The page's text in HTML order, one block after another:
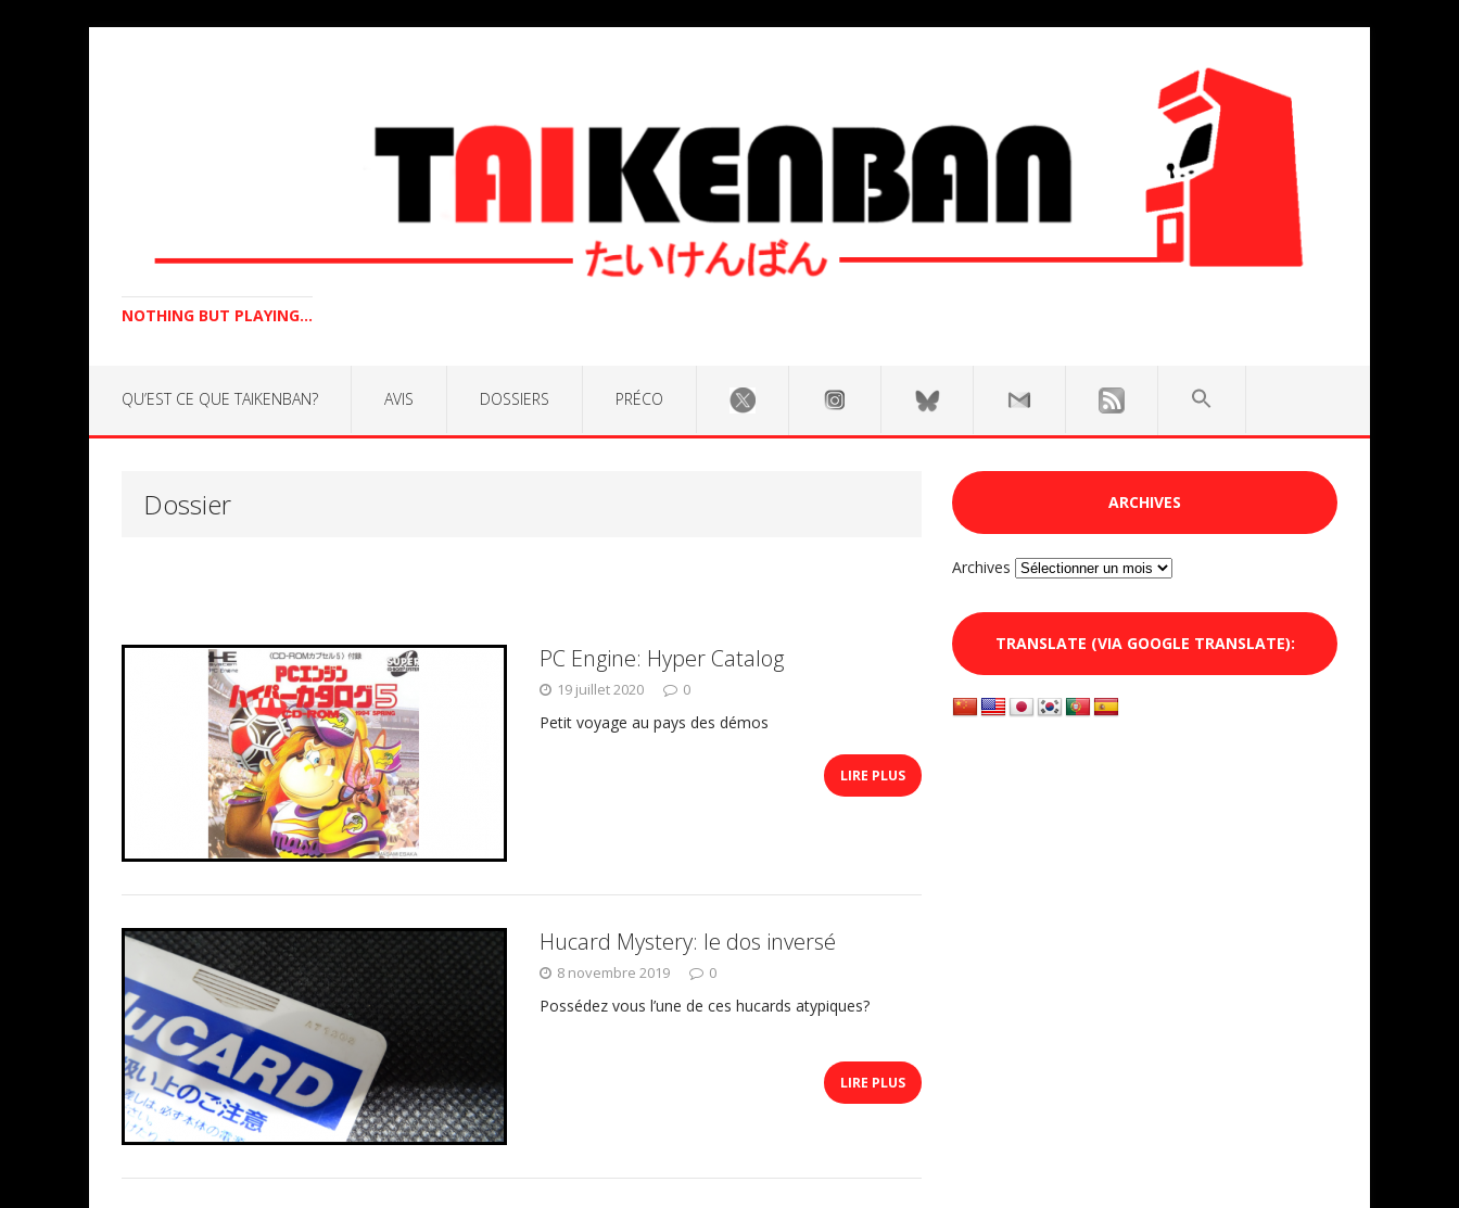
NOTHING BUT PLAYING...
QU’EST CE QUE TAIKENBAN? AVIS DOSSIERS PRÉCO
Dossier
PC Engine: Hyper Catalog
19 juillet 2020 0
Petit voyage au pays des démos
LIRE PLUS
Hucard Mystery: le dos inversé
8 novembre 2019 0
Possédez vous l’une de ces hucards atypiques?
LIRE PLUS
ARCHIVES
Archives
TRANSLATE (VIA GOOGLE TRANSLATE):